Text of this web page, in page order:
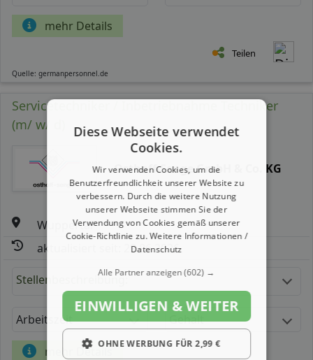
mehr Details
Teilen
Quelle: germanpersonnel.de
Servicetechniker / Inbetriebnahme Techniker
(m/ w/ d)
Osthoff-Senge GmbH & Co. KG
Wuppertal
aktualisiert seit: 29.06.2026
Stellenbeschreibung:
Arbeitszeit Gehalt
mehr Details
Diese Webseite verwendet
Cookies.
Wir verwenden Cookies, um die
Benutzerfreundlichkeit unserer Website zu
verbessern. Durch die weitere Nutzung
unserer Webseite stimmen Sie der
Verwendung von Cookies gemäß unserer
Cookie-Richtlinie zu.Weitere Informationen /
Datenschutz
Alle Partner anzeigen(602) →
EINWILLIGEN & WEITER
OHNE WERBUNG FÜR 2,99 €